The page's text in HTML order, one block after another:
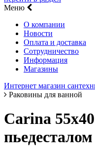
Меню
О компании
Новости
Оплата и доставка
Сотрудничество
Информация
Магазины
Интернет магазин
Раковины для ванной
Carina